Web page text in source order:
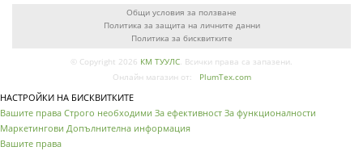
Общи условия за ползване
Политика за защита на личните данни
Политика за бисквитките
© Copyright 2026 КМ ТУУЛС. Всички права са запазени.
Онлайн магазин от:
PlumTex.com
НАСТРОЙКИ НА БИСКВИТКИТЕ
Вашите права Строго необходими За ефективност За функционалности
Маркетингови Допълнителна информация
Вашите права